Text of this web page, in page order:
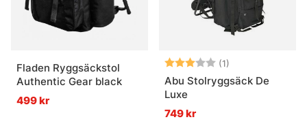
Fladen Ryggsäckstol
Authentic Gear black
499 kr
Betyg: (1)
Abu Stolryggsäck De
Luxe
749 kr